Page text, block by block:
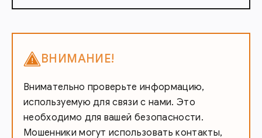
ВНИМАНИЕ!
Внимательно проверьте информацию,
используемую для связи с нами. Это
необходимо для вашей безопасности.
Мошенники могут использовать контакты,